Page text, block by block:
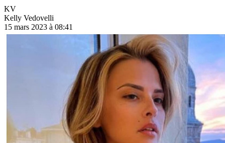
KV
Kelly Vedovelli
15 mars 2023 à 08:41